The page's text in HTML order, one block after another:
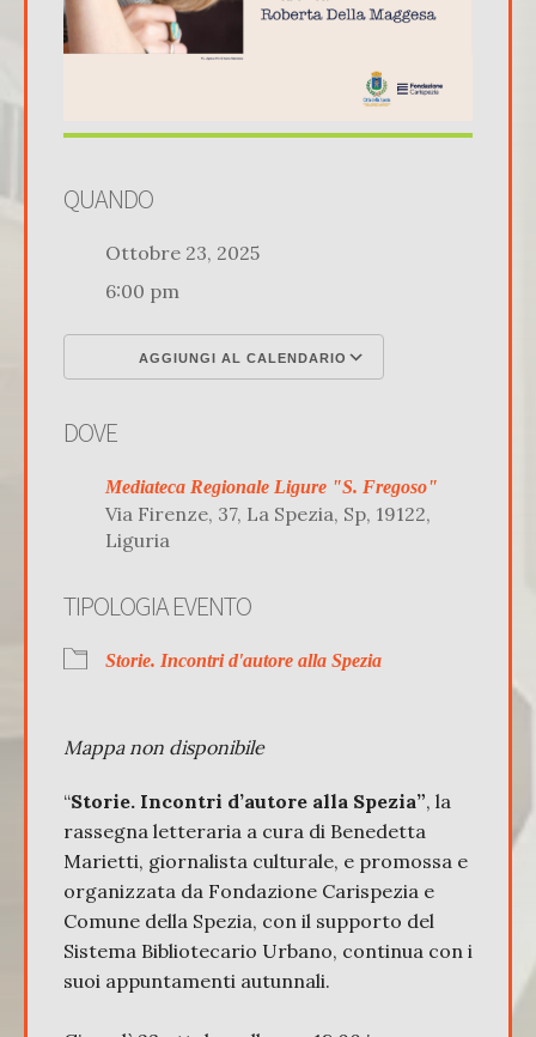
QUANDO
Ottobre 23, 2025
6:00 pm
AGGIUNGI AL CALENDARIO
DOVE
Mediateca Regionale Ligure "S. Fregoso"
Via Firenze, 37, La Spezia, Sp, 19122,
Liguria
TIPOLOGIA EVENTO
Storie. Incontri d'autore alla Spezia
Mappa non disponibile
“Storie. Incontri d’autore alla Spezia”, la
rassegna letteraria a cura di Benedetta
Marietti, giornalista culturale, e promossa e
organizzata da Fondazione Carispezia e
Comune della Spezia, con il supporto del
Sistema Bibliotecario Urbano, continua con i
suoi appuntamenti autunnali.